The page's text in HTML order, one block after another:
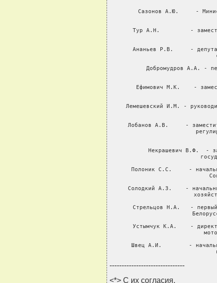
Сазонов А.Ю.     -
Тур А.Н.         -
Ананьев Р.В.     - депутат
Добромудров А.А. -
Ефимович М.К.    -
Лемешевский И.М. -
Лобанов А.В.     -
Некрашевич В.Ф.  -
Полоник С.С.     -
Солодкий А.З.    -
Стрельцов Н.А.   - первый
Устымчук К.А.    -
Швец А.И.        -
-------------------------------
<*> С их согласия.